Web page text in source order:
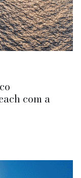
com a